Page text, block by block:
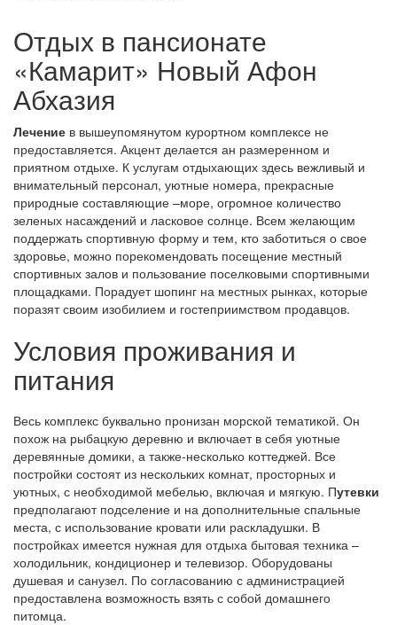
Отдых в пансионате
«Камарит» Новый Афон
Абхазия
Лечение в вышеупомянутом курортном комплексе не
предоставляется. Акцент делается ан размеренном и
приятном отдыхе. К услугам отдыхающих здесь вежливый и
внимательный персонал, уютные номера, прекрасные
природные составляющие –море, огромное количество
зеленых насаждений и ласковое солнце. Всем желающим
поддержать спортивную форму и тем, кто заботиться о свое
здоровье, можно порекомендовать посещение местный
спортивных залов и пользование поселковыми спортивными
площадками. Порадует шопинг на местных рынках, которые
поразят своим изобилием и гостеприимством продавцов.
Условия проживания и
питания
Весь комплекс буквально пронизан морской тематикой. Он
похож на рыбацкую деревню и включает в себя уютные
деревянные домики, а также-несколько коттеджей. Все
постройки состоят из нескольких комнат, просторных и
уютных, с необходимой мебелью, включая и мягкую. Путевки
предполагают подселение и на дополнительные спальные
места, с использование кровати или раскладушки. В
постройках имеется нужная для отдыха бытовая техника –
холодильник, кондиционер и телевизор. Оборудованы
душевая и санузел. По согласованию с администрацией
предоставлена возможность взять с собой домашнего
питомца.